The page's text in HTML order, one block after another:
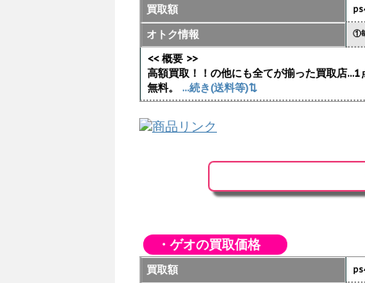
買取額
オトク情報 ①
<< 概要 >>
高額買取！！の他にも全てが揃った買取店
無料。
...続き(送料等)⇅
・ゲオの買取価格
買取額